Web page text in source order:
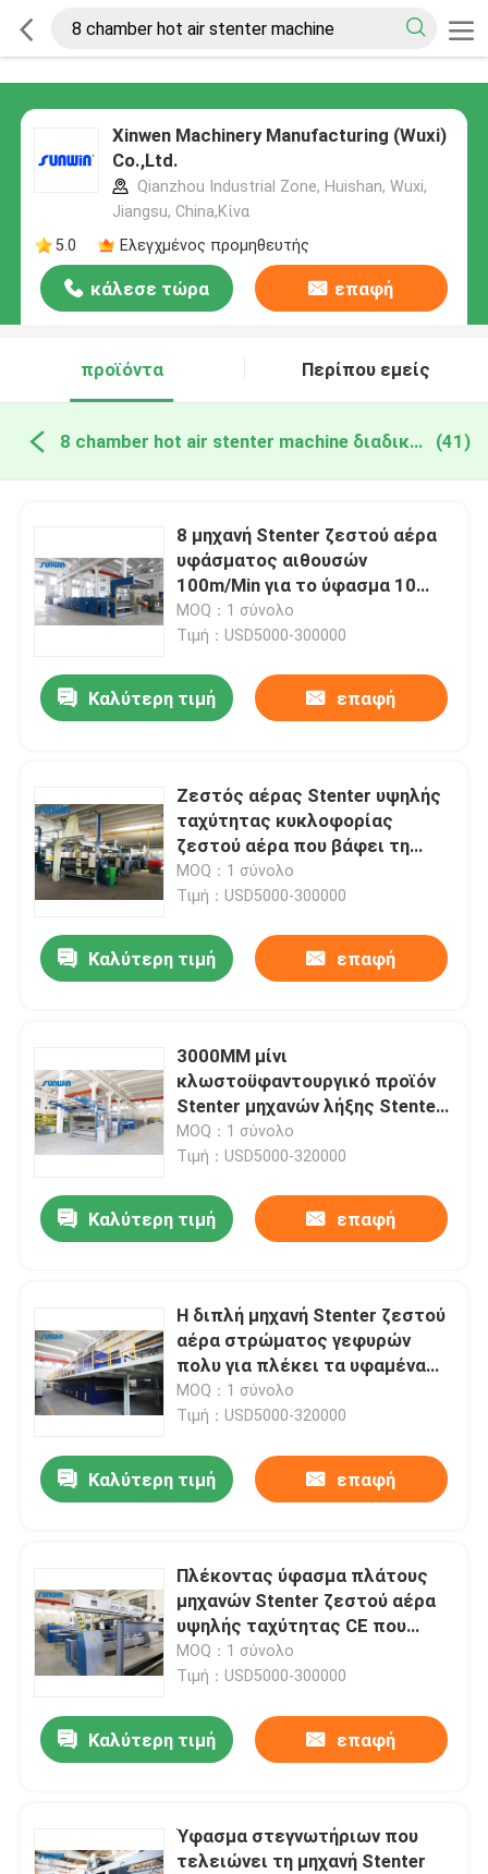
Xinwen Machinery Manufacturing (Wuxi)
Co.,Ltd.
Qianzhou Industrial Zone, Huishan, Wuxi,
Jiangsu, China,Κίνα
5.0
Ελεγχμένος προμηθευτής
κάλεσε τώρα επαφή
προϊόντα Περίπου εμείς
8 chamber hot air stenter machine διαδικτυακή κατασκευή (41)
8 μηχανή Stenter ζεστού αέρα
υφάσματος αιθουσών
100m/Min για το ύφασμα 10
δεράτων αίθουσα
MOQ：1 σύνολο
Τιμή：USD5000-300000
Καλύτερη τιμή επαφή
Ζεστός αέρας Stenter υψηλής
ταχύτητας κυκλοφορίας
ζεστού αέρα που βάφει τη
μηχανή λήξης για τα σεντόνια
MOQ：1 σύνολο
Τιμή：USD5000-300000
Καλύτερη τιμή επαφή
3000MM μίνι
κλωστοϋφαντουργικό προϊόν
Stenter μηχανών λήξης Stenter
ζεστού αέρα 6 αιθουσών για
πλέκουν το ύφασμα
MOQ：1 σύνολο
Τιμή：USD5000-320000
Καλύτερη τιμή επαφή
Η διπλή μηχανή Stenter ζεστού
αέρα στρώματος γεφυρών
πολυ για πλέκει τα υφαμένα
υφάσματα
MOQ：1 σύνολο
Τιμή：USD5000-320000
Καλύτερη τιμή επαφή
Πλέκοντας ύφασμα πλάτους
μηχανών Stenter ζεστού αέρα
υψηλής ταχύτητας CE που
τελειώνει 2400mm
MOQ：1 σύνολο
Τιμή：USD5000-300000
Καλύτερη τιμή επαφή
Ύφασμα στεγνωτήριων που
τελειώνει τη μηχανή Stenter